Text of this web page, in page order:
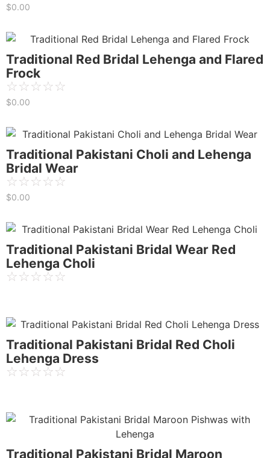
$0.00
Traditional Red Bridal Lehenga and Flared
Frock
☆☆☆☆☆
$0.00
Traditional Pakistani Choli and Lehenga
Bridal Wear
☆☆☆☆☆
$0.00
Traditional Pakistani Bridal Wear Red
Lehenga Choli
☆☆☆☆☆
Traditional Pakistani Bridal Red Choli
Lehenga Dress
☆☆☆☆☆
Traditional Pakistani Bridal Maroon